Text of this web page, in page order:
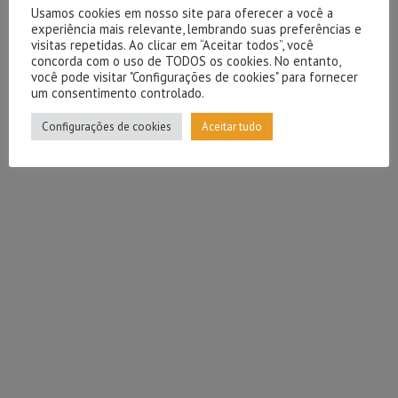
Usamos cookies em nosso site para oferecer a você a
experiência mais relevante, lembrando suas preferências e
visitas repetidas. Ao clicar em “Aceitar todos”, você
concorda com o uso de TODOS os cookies. No entanto,
você pode visitar "Configurações de cookies" para fornecer
um consentimento controlado.
Configurações de cookies Aceitar tudo